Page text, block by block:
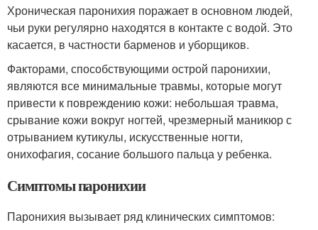
Хроническая паронихия поражает в основном людей,
чьи руки регулярно находятся в контакте с водой. Это
касается, в частности барменов и уборщиков.
Факторами, способствующими острой паронихии,
являются все минимальные травмы, которые могут
привести к повреждению кожи: небольшая травма,
срывание кожи вокруг ногтей, чрезмерный маникюр с
отрыванием кутикулы, искусственные ногти,
онихофагия, сосание большого пальца у ребенка.
Симптомы паронихии
Паронихия вызывает ряд клинических симптомов: